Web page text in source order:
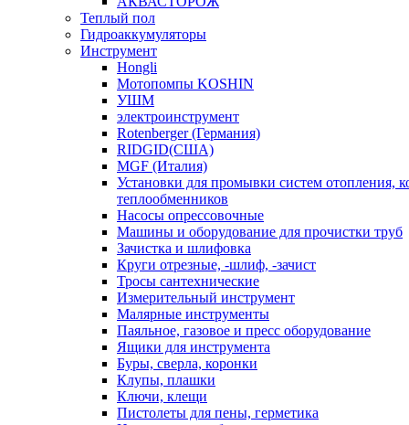
Теплый пол
Гидроаккумуляторы
Инструмент
Hongli
Мотопомпы KOSHIN
УШМ
электроинструмент
Rotenberger (Германия)
RIDGID(США)
MGF (Италия)
Установки для промывки систем отопления,
теплообменников
Насосы опрессовочные
Машины и оборудование для прочистки труб
Зачистка и шлифовка
Круги отрезные, -шлиф, -зачист
Тросы сантехнические
Измерительный инструмент
Малярные инструменты
Паяльное, газовое и пресс оборудование
Ящики для инструмента
Буры, сверла, коронки
Клупы, плашки
Ключи, клещи
Пистолеты для пены, герметика